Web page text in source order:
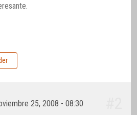
25, 2008 - 08:30